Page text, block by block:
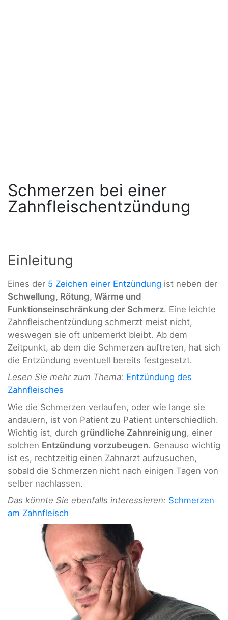
Schmerzen bei einer
Zahnfleischentzündung
Einleitung
Eines der 5 Zeichen einer Entzündung ist neben der
Schwellung, Rötung, Wärme und
Funktionseinschränkung der Schmerz. Eine leichte
Zahnfleischentzündung schmerzt meist nicht,
weswegen sie oft unbemerkt bleibt. Ab dem
Zeitpunkt, ab dem die Schmerzen auftreten, hat sich
die Entzündung eventuell bereits festgesetzt.
Lesen Sie mehr zum Thema: Entzündung des
Zahnfleisches
Wie die Schmerzen verlaufen, oder wie lange sie
andauern, ist von Patient zu Patient unterschiedlich.
Wichtig ist, durch gründliche Zahnreinigung, einer
solchen Entzündung vorzubeugen. Genauso wichtig
ist es, rechtzeitig einen Zahnarzt aufzusuchen,
sobald die Schmerzen nicht nach einigen Tagen von
selber nachlassen.
Das könnte Sie ebenfalls interessieren: Schmerzen
am Zahnfleisch